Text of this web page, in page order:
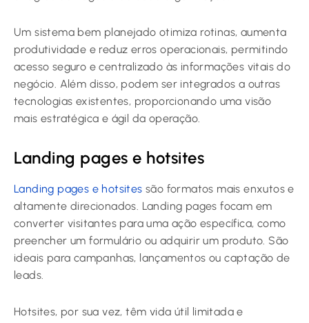
Um sistema bem planejado otimiza rotinas, aumenta
produtividade e reduz erros operacionais, permitindo
acesso seguro e centralizado às informações vitais do
negócio. Além disso, podem ser integrados a outras
tecnologias existentes, proporcionando uma visão
mais estratégica e ágil da operação.
Landing pages e hotsites
Landing pages e hotsites são formatos mais enxutos e
altamente direcionados. Landing pages focam em
converter visitantes para uma ação específica, como
preencher um formulário ou adquirir um produto. São
ideais para campanhas, lançamentos ou captação de
leads.
Hotsites, por sua vez, têm vida útil limitada e